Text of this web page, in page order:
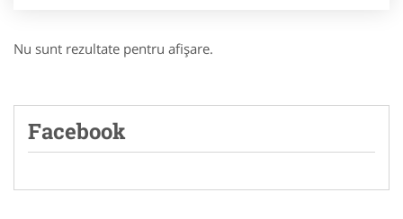
Nu sunt rezultate pentru afişare.
Facebook